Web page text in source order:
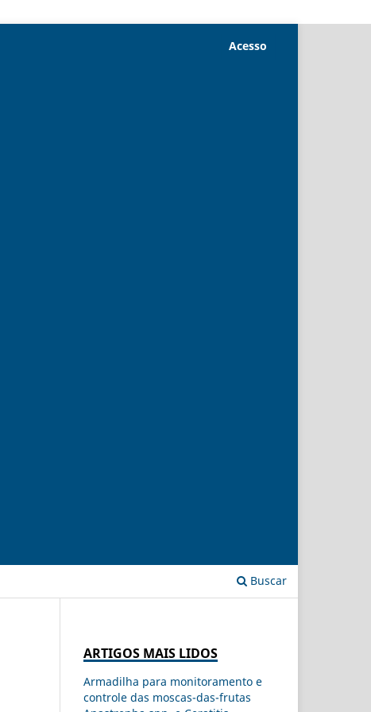
Buscar
Acesso
ARTIGOS MAIS LIDOS
Armadilha para monitoramento e
controle das moscas-das-frutas